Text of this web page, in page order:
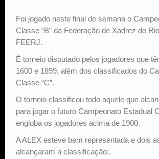
Foi jogado neste final de semana o
Classe “B” da Federação de Xadrez do
FEERJ.
É torneio disputado pelos jogadores que
1600 e 1899, além dos classificados do
Classe “C”.
O torneio classificou todo aquele que
para jogar o futuro Campeonato Estadual
engloba os jogadores acima de 1900.
A ALEX esteve bem representada e dois
alcançaram a classificação:.